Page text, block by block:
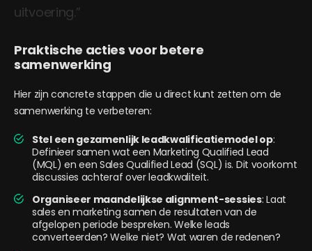
uitvoering.”
Praktische acties voor betere
samenwerking
Hier zijn concrete stappen die u direct kunt zetten om de
samenwerking te verbeteren:
Stel een gezamenlijk leadkwalificatiemodel op:
Definieer samen wat een Marketing Qualified Lead
(MQL) en een Sales Qualified Lead (SQL) is. Dit voorkomt
discussies achteraf over leadkwaliteit.
Organiseer maandelijkse alignment-sessies: Laat
sales en marketing samen de resultaten van de
afgelopen periode bespreken. Welke leads
converteerden? Welke niet? Wat waren de redenen?